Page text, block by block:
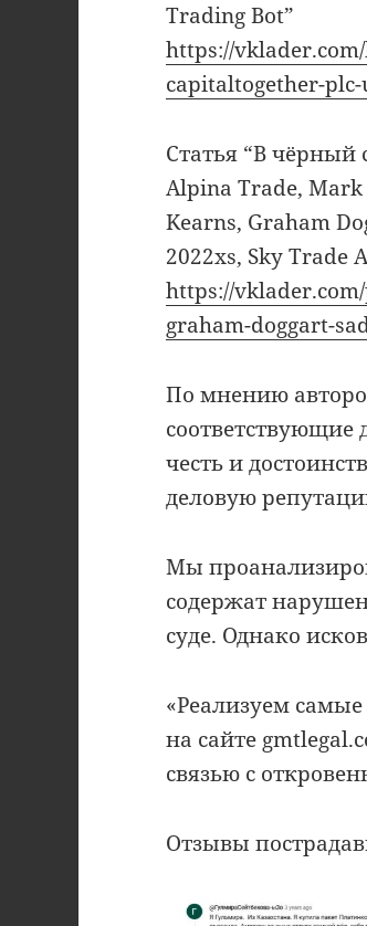
Trading Bot”
https://
capitaltogether-
Статья “В чёрный
Alpina Trade, Mark
Kearns, Graham
2022xs, Sky Trade
https://
graham-doggart-
По мнению
честь и
деловую
Мы
содержат
суде. Однако
«Реализуем
на сайте
связью с
Отзывы